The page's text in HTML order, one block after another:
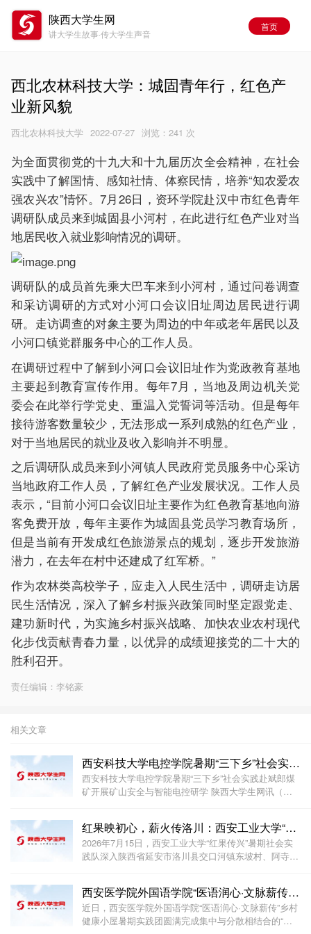
陕西大学生网
讲大学生故事·传大学生声音
首页
西北农林科技大学：城固青年行，红色产
业新风貌
西北农林科技大学 2022-07-27 浏览： 241 次
为全面贯彻党的十九大和十九届历次全会精神，在社会
实践中了解国情、感知社情、体察民情，培养“知农爱农
强农兴农”情怀。7月26日，资环学院赴汉中市红色青年
调研队成员来到城固县小河村，在此进行红色产业对当
地居民收入就业影响情况的调研。
调研队的成员首先乘大巴车来到小河村，通过问卷调查
和采访调研的方式对小河口会议旧址周边居民进行调
研。走访调查的对象主要为周边的中年或老年居民以及
小河口镇党群服务中心的工作人员。
在调研过程中了解到小河口会议旧址作为党政教育基地
主要起到教育宣传作用。每年7月，当地及周边机关党
委会在此举行学党史、重温入党誓词等活动。但是每年
接待游客数量较少，无法形成一系列成熟的红色产业，
对于当地居民的就业及收入影响并不明显。
之后调研队成员来到小河镇人民政府党员服务中心采访
当地政府工作人员，了解红色产业发展状况。工作人员
表示，“目前小河口会议旧址主要作为红色教育基地向游
客免费开放，每年主要作为城固县党员学习教育场所，
但是当前有开发成红色旅游景点的规划，逐步开发旅游
潜力，在去年在村中还建成了红军桥。”
作为农林类高校学子，应走入人民生活中，调研走访居
民生活情况，深入了解乡村振兴政策同时坚定跟党走、
建功新时代，为实施乡村振兴战略、加快农业农村现代
化步伐贡献青春力量，以优异的成绩迎接党的二十大的
胜利召开。
责任编辑：李铭豪
相关文章
西安科技大学电控学院暑期“三下乡”社会实践赴斌郎煤
西安科技大学电控学院暑期“三下乡”社会实践赴斌郎煤
矿开展矿山安全与智能电控研学 陕西大学生网讯（通
践团在电控学院团委副书记赵海宁带队下，前往川 红果映初心，薪火传洛川：西安工业大学“红果传兴”实
2026年7月15日，西安工业大学“红果传兴”暑期社会实
践队深入陕西省延安市洛川县交口河镇东坡村、阿寺村
实践”为主线，通过走访果农、对话新农人、参观
西安医学院外国语学院“医语润心·文脉薪传”暑期实践
近日，西安医学院外国语学院“医语润心·文脉薪传”乡村
健康小屋暑期实践团圆满完成集中与分散相结合的“三